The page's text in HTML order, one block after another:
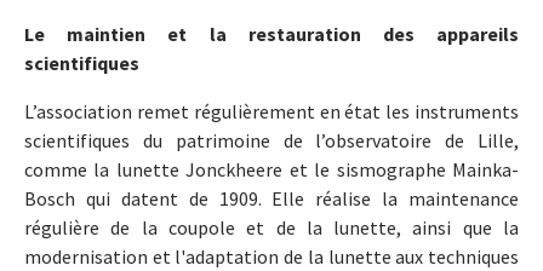
Le maintien et la restauration des appareils
scientifiques
L’association remet régulièrement en état les instruments
scientifiques du patrimoine de l’observatoire de Lille,
comme la lunette Jonckheere et le sismographe Mainka-
Bosch qui datent de 1909. Elle réalise la maintenance
régulière de la coupole et de la lunette, ainsi que la
modernisation et l'adaptation de la lunette aux techniques